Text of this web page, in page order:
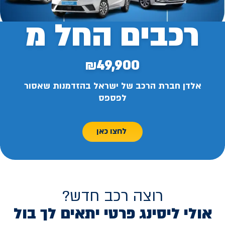
רכבים החל מ
₪49,900
אלדן חברת הרכב של ישראל בהזדמנות שאסור
לפספס
לחצו כאן
רוצה רכב חדש?
אולי ליסינג פרטי יתאים לך בול